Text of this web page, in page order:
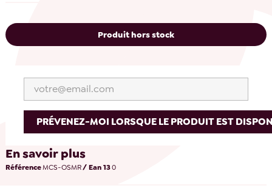
Produit hors stock
PRÉVENEZ-MOI LORSQUE LE PRODUIT EST
En savoir plus
RéférenceMCS-OSMR/ Ean 130